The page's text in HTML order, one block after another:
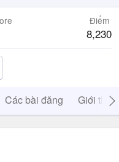
Điểm
8,230
Các bài đăng Giới thiệu